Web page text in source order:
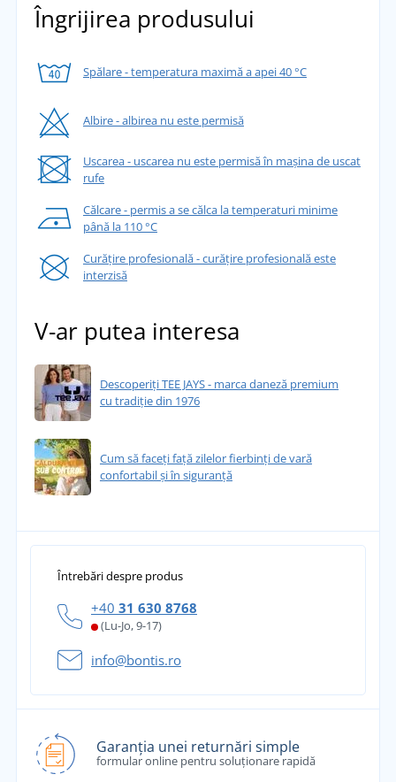
Îngrijirea produsului
Spălare - temperatura maximă a apei 40 °C
Albire - albirea nu este permisă
Uscarea - uscarea nu este permisă în mașina de uscat
rufe
Călcare - permis a se călca la temperaturi minime
până la 110 °C
Curățire profesională - curățire profesională este
interzisă
V-ar putea interesa
Descoperiți TEE JAYS - marca daneză premium
cu tradiție din 1976
Cum să faceți față zilelor fierbinți de vară
confortabil și în siguranță
Întrebări despre produs
+40 31 630 8768
(Lu-Jo, 9-17)
info@bontis.ro
Garanția unei returnări simple
formular online pentru soluționare rapidă